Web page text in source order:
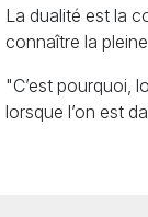
La dualité est la
connaître la
"C’est pourquoi,
lorsque l’on est